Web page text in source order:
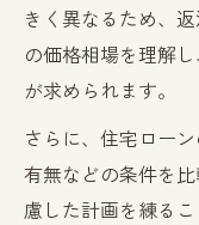
きく異なるため、
の価格相場を理解
が求められます。
さらに、住宅ロー
有無などの条件を
慮した計画を練る